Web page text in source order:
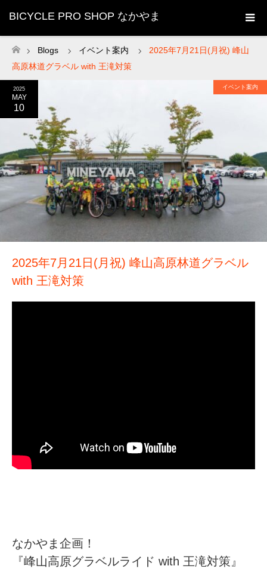
BICYCLE PRO SHOP なかやま
ホーム
Blogs イベント案内
2025年7月21日(月祝) 峰山
高原林道グラベル with 王滝対策
2025
MAY
10
イベント案内
2025年7月21日(月祝) 峰山高原林道グラベル
with 王滝対策
なかやま企画！
『峰山高原グラベルライド with 王滝対策』